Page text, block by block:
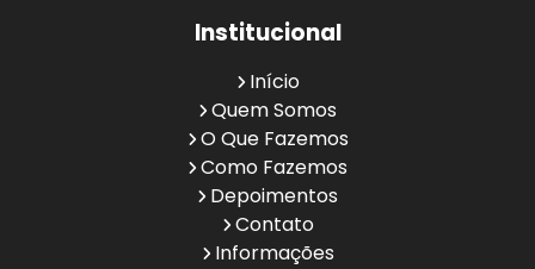
Institucional
Início
Quem Somos
O Que Fazemos
Como Fazemos
Depoimentos
Contato
Informações